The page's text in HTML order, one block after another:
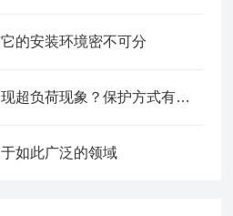
的安装环境密不可分
阀门电动装置为何会出现超负荷现象？保护方式有哪些？
如此广泛的领域